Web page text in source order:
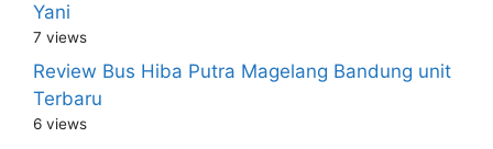
Yani
7 views
Review Bus Hiba Putra Magelang Bandung unit
Terbaru
6 views